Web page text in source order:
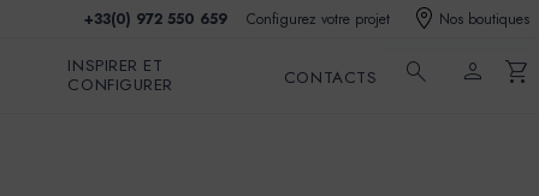
+33(0) 972 550 659 Configurez votre projet Nos boutiques
INSPIRER ET
CONFIGURER
CONTACTS search person shopping_cart